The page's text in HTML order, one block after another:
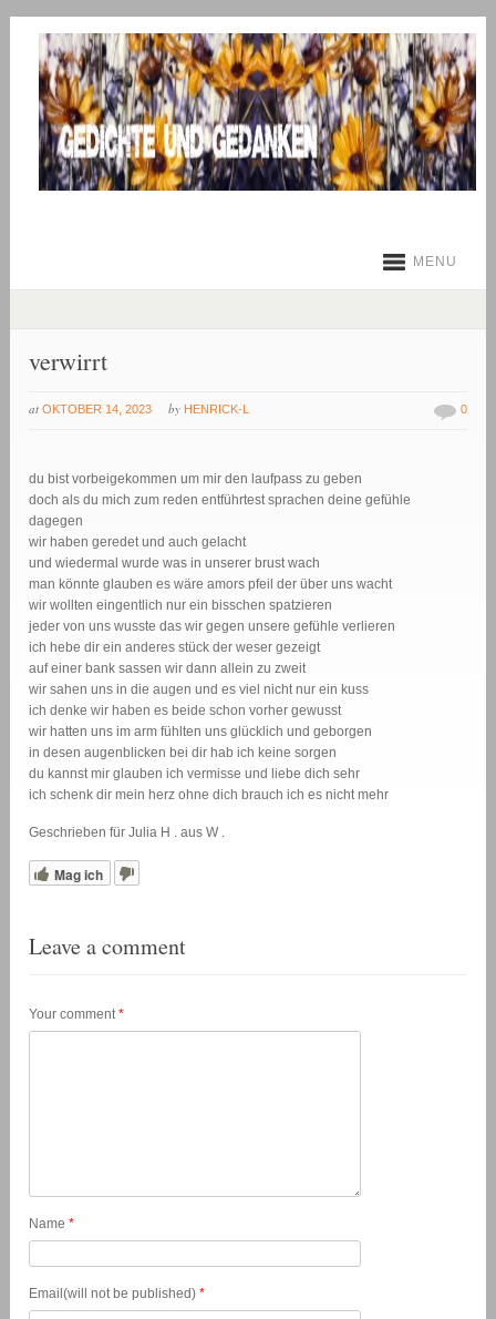
MENU
verwirrt
at OKTOBER 14, 2023 by HENRICK-L 0
du bist vorbeigekommen um mir den laufpass zu geben
doch als du mich zum reden entführtest sprachen deine gefühle
dagegen
wir haben geredet und auch gelacht
und wiedermal wurde was in unserer brust wach
man könnte glauben es wäre amors pfeil der über uns wacht
wir wollten eingentlich nur ein bisschen spatzieren
jeder von uns wusste das wir gegen unsere gefühle verlieren
ich hebe dir ein anderes stück der weser gezeigt
auf einer bank sassen wir dann allein zu zweit
wir sahen uns in die augen und es viel nicht nur ein kuss
ich denke wir haben es beide schon vorher gewusst
wir hatten uns im arm fühlten uns glücklich und geborgen
in desen augenblicken bei dir hab ich keine sorgen
du kannst mir glauben ich vermisse und liebe dich sehr
ich schenk dir mein herz ohne dich brauch ich es nicht mehr
Geschrieben für Julia H . aus W .
Mag ich
Leave a comment
Your comment*
Name*
Email(will not be published)*